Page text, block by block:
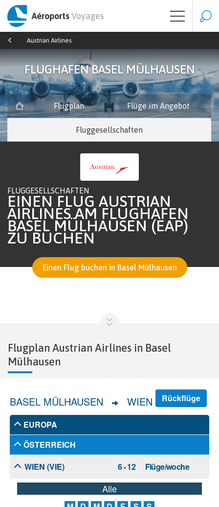
AéroportsVoyages
Austrian Airlines
FLUGHAFEN BASEL MÜLHAUSEN
Flugplan Flüge im Angebot
Fluggesellschaften
FLUGGESELLSCHAFTEN
EINEN FLUG AUSTRIAN
AIRLINES AM FLUGHAFEN
BASEL MÜLHAUSEN (EAP)
ZU BUCHEN
Einen Flug buchen in Basel Mülhausen
Flugplan Austrian Airlines in Basel
Mülhausen